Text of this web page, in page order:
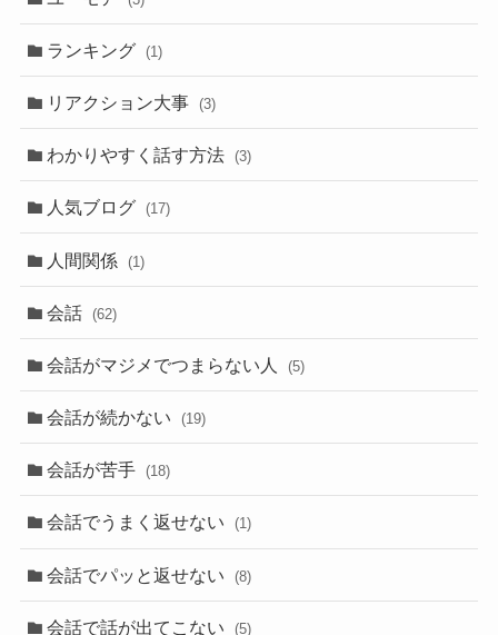
ランキング (1)
リアクション大事 (3)
わかりやすく話す方法 (3)
人気ブログ (17)
人間関係 (1)
会話 (62)
会話がマジメでつまらない人 (5)
会話が続かない (19)
会話が苦手 (18)
会話でうまく返せない (1)
会話でパッと返せない (8)
会話で話が出てこない (5)